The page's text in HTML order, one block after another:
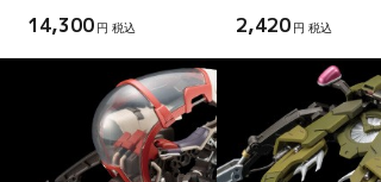
14,300 円 税込 2,420 円 税込